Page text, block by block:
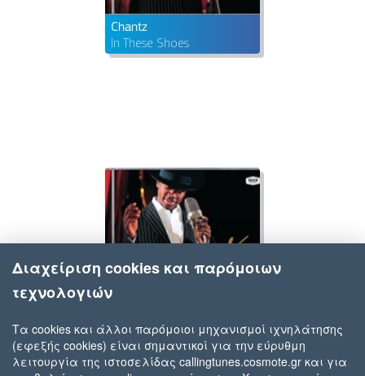
Chantz
In These Shoes
Chantz
Mack The Knife
Διαχείριση cookies και παρόμοιων
τεχνολογιών
Τα cookies και άλλοι παρόμοιοι μηχανισμοί ιχνηλάτησης
(εφεξής cookies) είναι σημαντικοί για την εύρυθμη
λειτουργία της ιστοσελίδας callingtunes.cosmote.gr και για